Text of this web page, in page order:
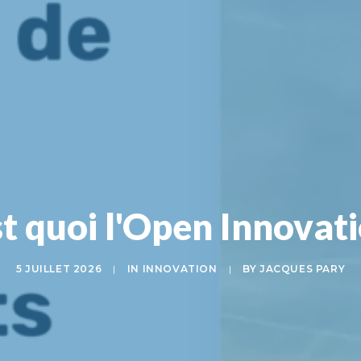
quoi l'Open
5 JUILLET 2026 | IN INNOVATION | BYJACQUES PARY